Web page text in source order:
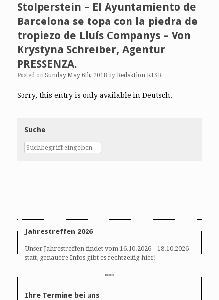
Stolperstein – El Ayuntamiento de
Barcelona se topa con la piedra de
tropiezo de Lluís Companys – Von
Krystyna Schreiber, Agentur
PRESSENZA.
Posted on Sunday May 6th, 2018 by Redaktion KFSR
Sorry, this entry is only available in Deutsch.
Suche
Jahrestreffen 2026
Unser Jahrestreffen findet vom 16.10.2026 – 18.10.2026
statt, genauere Infos gibt es rechtzeitig hier!
***
Ihre Termine bei uns